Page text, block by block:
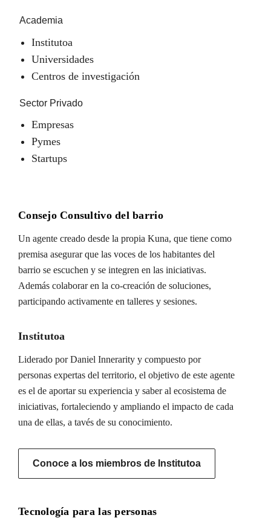
Academia
Institutoa
Universidades
Centros de investigación
Sector Privado
Empresas
Pymes
Startups
Consejo Consultivo del barrio
Un agente creado desde la propia Kuna, que tiene como
premisa asegurar que las voces de los habitantes del
barrio se escuchen y se integren en las iniciativas.
Además colaborar en la co-creación de soluciones,
participando activamente en talleres y sesiones.
Institutoa
Liderado por Daniel Innerarity y compuesto por
personas expertas del territorio, el objetivo de este agente
es el de aportar su experiencia y saber al ecosistema de
iniciativas, fortaleciendo y ampliando el impacto de cada
una de ellas, a tavés de su conocimiento.
Conoce a los miembros de Institutoa
Tecnología para las personas